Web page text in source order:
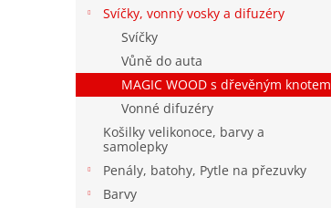
Svíčky, vonný vosky a difuzéry
Svíčky
Vůně do auta
MAGIC WOOD s dřevěným knotem
Vonné difuzéry
Košilky velikonoce, barvy a
samolepky
Penály, batohy, Pytle na přezuvky
Barvy